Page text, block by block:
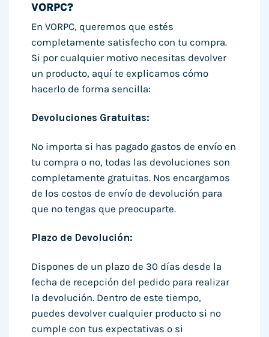
VORPC?
En VORPC, queremos que estés
completamente satisfecho con tu compra.
Si por cualquier motivo necesitas devolver
un producto, aquí te explicamos cómo
hacerlo de forma sencilla:
Devoluciones Gratuitas:
No importa si has pagado gastos de envío en
tu compra o no, todas las devoluciones son
completamente gratuitas. Nos encargamos
de los costos de envío de devolución para
que no tengas que preocuparte.
Plazo de Devolución:
Dispones de un plazo de 30 días desde la
fecha de recepción del pedido para realizar
la devolución. Dentro de este tiempo,
puedes devolver cualquier producto si no
cumple con tus expectativas o si